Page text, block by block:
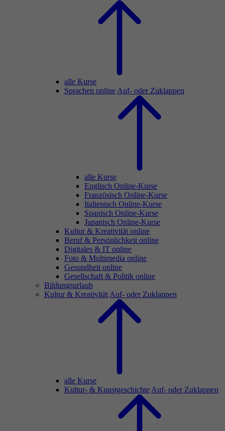
alle Kurse
Sprachen online Auf- oder Zuklappen
alle Kurse
Englisch Online-Kurse
Französisch Online-Kurse
Italienisch Online-Kurse
Spanisch Online-Kurse
Japanisch Online-Kurse
Kultur & Kreativität online
Beruf & Persönlichkeit online
Digitales & IT online
Foto & Multimedia online
Gesundheit online
Gesellschaft & Politik online
Bildungsurlaub
Kultur & Kreativität Auf- oder Zuklappen
alle Kurse
Kultur- & Kunstgeschichte Auf- oder Zuklappen